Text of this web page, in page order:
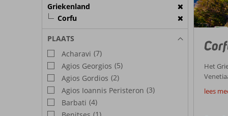
Griekenland
Corfu
PLAATS
Acharavi (7)
Agios Georgios (5)
Agios Gordios (2)
Agios Ioannis Peristeron (3)
Barbati (4)
Het
Venetiaanse invloeden. Gezinnen met
lees